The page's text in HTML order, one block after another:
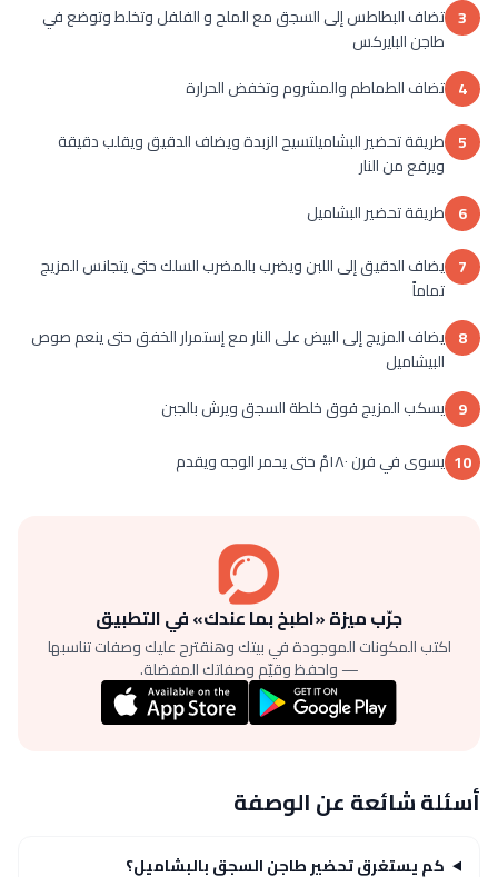
3 تضاف البطاطس إلى السجق مع الملح و الفلفل وتخلط وتوضع في
طاجن البايركس
4 تضاف الطماطم والمشروم وتخفض الحرارة
5 طريقة تحضير البشاميلتسيح الزبدة ويضاف الدقيق ويقلب دقيقة
ويرفع من النار
6 طريقة تحضير البشاميل
7 يضاف الدقيق إلى اللبن ويضرب بالمضرب السلك حتى يتجانس المزيج
تماماً
8 يضاف المزيج إلى البيض على النار مع إستمرار الخفق حتى ينعم صوص
البيشاميل
9 يسكب المزيج فوق خلطة السجق ويرش بالجبن
10 يسوى في فرن ١٨٠مْ حتى يحمر الوجه ويقدم
جرّب ميزة «اطبخ بما عندك» في التطبيق
اكتب المكونات الموجودة في بيتك وهنقترح عليك وصفات تناسبها
— واحفظ وقيّم وصفاتك المفضلة.
أسئلة شائعة عن الوصفة
كم يستغرق تحضير طاجن السجق بالبشاميل؟